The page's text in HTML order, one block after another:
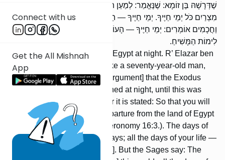
Connect with us
Get the All Mishnah
App
שֶׁדְּרָשָׁהּ בֶּן זוֹמָא: שֶׁנֶּאֱמַר: לְמַעַן תִּזְכֹּר אֶת יוֹם צֵאתְךָ מֵאֶרֶץ
מִצְרַיִם כֹּל יְמֵי חַיֶּיךָ. יְמֵי חַיֶּיךָ — הַיָּמִים — כֹּל יְמֵי חַיֶּיךָ — הַלֵּילוֹת.
וַחֲכָמִים אוֹמְרִים: יְמֵי חַיֶּיךָ — הָעוֹלָם הַזֶּה. כֹּל יְמֵי חַיֶּיךָ — לְהָבִיא
לִימוֹת הַמָּשִׁיחַ.
We mention the Exodus from Egypt at night. R’ Elazar ben
Azaryah said: Behold, I am like a seventy-year-old man,
yet I did not prevail [with my argument] that the Exodus
from Egypt should be mentioned at night, until this was
expounded by Ben Zoma: For it is stated: So that you will
remember the day of your departure from the land of Egypt
all the days of your life (Deuteronomy 16:3.). The days of
your life — [this means] the days; all the days of your life —
[this includes] the nights [also]. But the Sages say: The